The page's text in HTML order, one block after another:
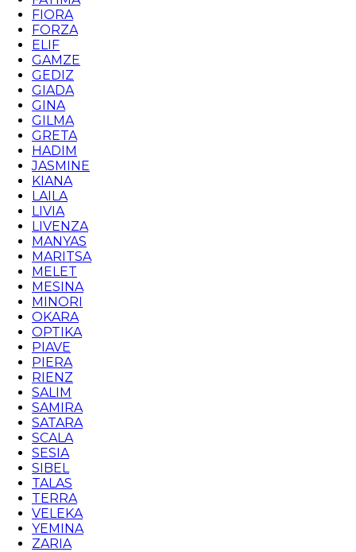
FIORA
FORZA
ELIF
GAMZE
GEDIZ
GIADA
GINA
GILMA
GRETA
HADIM
JASMINE
KIANA
LAILA
LIVIA
LIVENZA
MANYAS
MARITSA
MELET
MESINA
MINORI
OKARA
OPTIKA
PIAVE
PIERA
RIENZ
SALIM
SAMIRA
SATARA
SCALA
SESIA
SIBEL
TALAS
TERRA
VELEKA
YEMINA
ZARIA